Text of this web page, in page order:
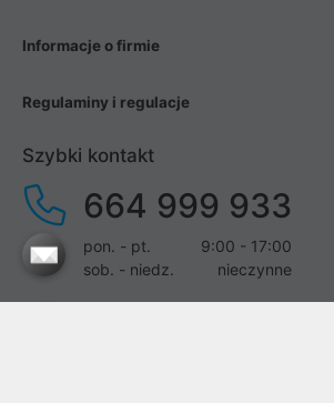
Informacje o firmie
Regulaminy i regulacje
Szybki kontakt
664 999 933
pon. - pt.
9:00 - 17:00
sob. - niedz.
nieczynne